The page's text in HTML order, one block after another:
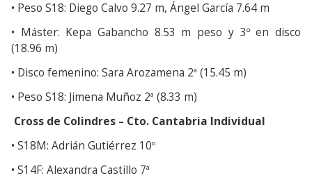
• Peso S18: Diego Calvo 9.27 m, Ángel García 7.64 m
• Máster: Kepa Gabancho 8.53 m peso y 3º en disco
(18.96 m)
• Disco femenino: Sara Arozamena 2ª (15.45 m)
• Peso S18: Jimena Muñoz 2ª (8.33 m)
Cross de Colindres – Cto. Cantabria Individual
• S18M: Adrián Gutiérrez 10º
• S14F: Alexandra Castillo 7ª